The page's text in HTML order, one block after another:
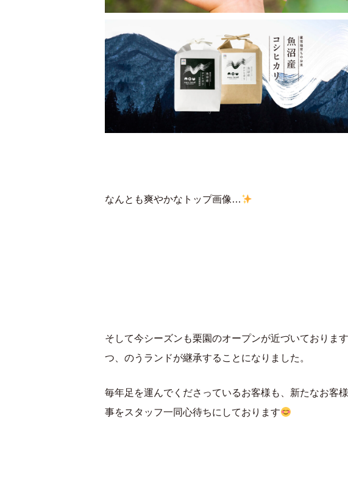
なんとも爽やかなトップ画像…
そして今シーズンも栗園のオープンが近づいておりま
つ、のうランドが継承することになりました。
毎年足を運んでくださっているお客様も、新たなお客
事をスタッフ一同心待ちにしております